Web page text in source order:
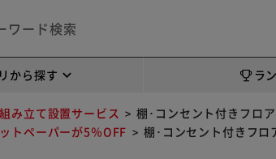
から探す ラ
み立て設置サービス
棚･コンセント付きフロ
トペーパーが5％OFF 棚･コンセント付きフロ